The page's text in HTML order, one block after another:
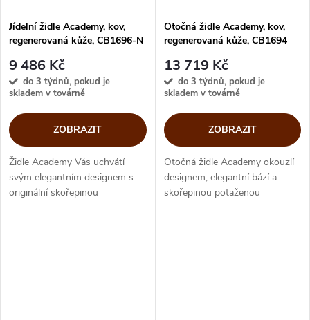
Jídelní židle Academy, kov,
regenerovaná kůže, CB1696-N
9 486 Kč
do 3 týdnů, pokud je
skladem v továrně
ZOBRAZIT
Židle Academy Vás uchvátí
svým elegantním designem s
originální skořepinou
potaženou regenerovanou kůží.
Otočná židle Academy, kov,
regenerovaná kůže, CB1694
13 719 Kč
do 3 týdnů, pokud je
skladem v továrně
ZOBRAZIT
Otočná židle Academy okouzlí
designem, elegantní bází a
skořepinou potaženou
regenerovanou kůží.